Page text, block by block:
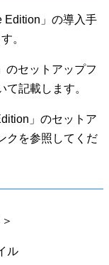
Edition」の導入手
。
のセットアップフ
記載します。
」のセットア
クを参照してくだ
ル